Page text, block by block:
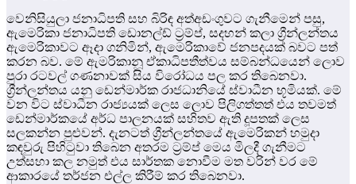
වෙනිසියුලා ජනාධිපති සහ බිරිඳ අත්අඩංගුවට ගැනීමෙන් පසු,
ඇමෙරිකා ජනාධිපති ඩොනල්ඩ් ට්‍රම්ප්, සදහන් කලා ග්‍රීන්ලන්තය
ඇමෙරිකාවට ඈදා ගනිමින්, ඇමෙරිකාවේ ජනපදයක් බවට පත්
කරන බව. මේ ඇමරිකානූ ඒකාධිපතීත්වය සම්බන්ධයෙන් ලොව
පුරා රටවල් ගණනාවක් සිය විරෝධය පල කර තිබෙනවා.
ග්‍රීන්ලන්තය යනු ඩෙන්මාර්ක රාජධානියේ ස්වාධීන භූමියක්. මේ
වන විට ස්වාධීන රාජ්‍යයක් ලෙස ලොව පිලිගත්තත් එය තවමත්
ඩෙන්මාර්කයේ අර්ධ පාලනයක් සහිතව ඇති දූපතක් ලෙස
සලකන්න පුළුවන්. දැනටත් ග්‍රීන්ලන්තයේ ඇමෙරිකන් හමුදා
කඳවුරු පිහිටුවා තිබෙන අතරම ට්‍රම්ප් මෙය මිලදී ගැනීමට
උත්සහා කල නමුත් එය සාර්තක නොවීම මත වරින් වර මේ
ආකාරයේ තර්ජන එල්ල කිරීම් කර තිබෙනවා.